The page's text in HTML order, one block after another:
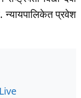
न्यायपालिकेत प्रवेश